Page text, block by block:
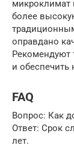
микроклимат
более
оправдано
Рекомендуют
и обеспечить
FAQ
Вопрос: Как
Ответ: Срок
лет.